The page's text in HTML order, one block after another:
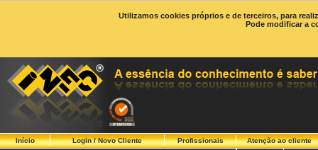
Utilizamos cookies próprios e de terceiros, para
Pode modificar a
Início Login / Novo Cliente Profissionais Atenção ao cliente